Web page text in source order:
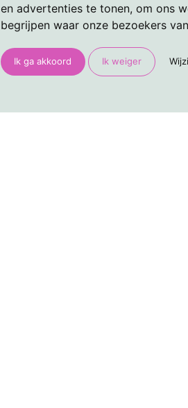
en advertenties te tonen, om ons
begrijpen waar onze bezoekers
Ik ga akkoord Ik weiger